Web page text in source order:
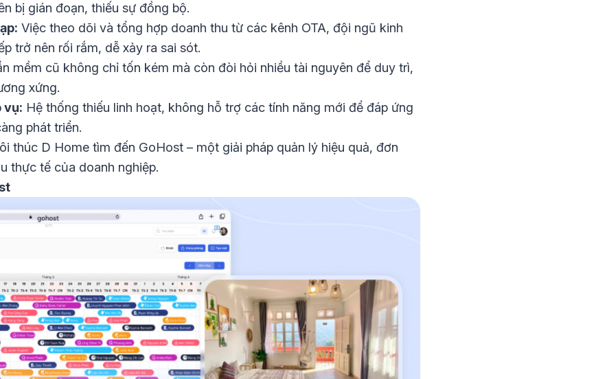
bị gián đoạn, thiếu sự đồng bộ.
Việc theo dõi và tổng hợp doanh thu từ các kênh OTA, đội ngũ kinh
trở nên rối rắm, dễ xảy ra sai sót.
mềm cũ không chỉ tốn kém mà còn đòi hỏi nhiều tài nguyên để duy trì,
xứng.
vụ: Hệ thống thiếu linh hoạt, không hỗ trợ các tính năng mới để đáp ứng
phát triển.
thúc D Home tìm đến GoHost – một giải pháp quản lý hiệu quả, đơn
thực tế của doanh nghiệp.